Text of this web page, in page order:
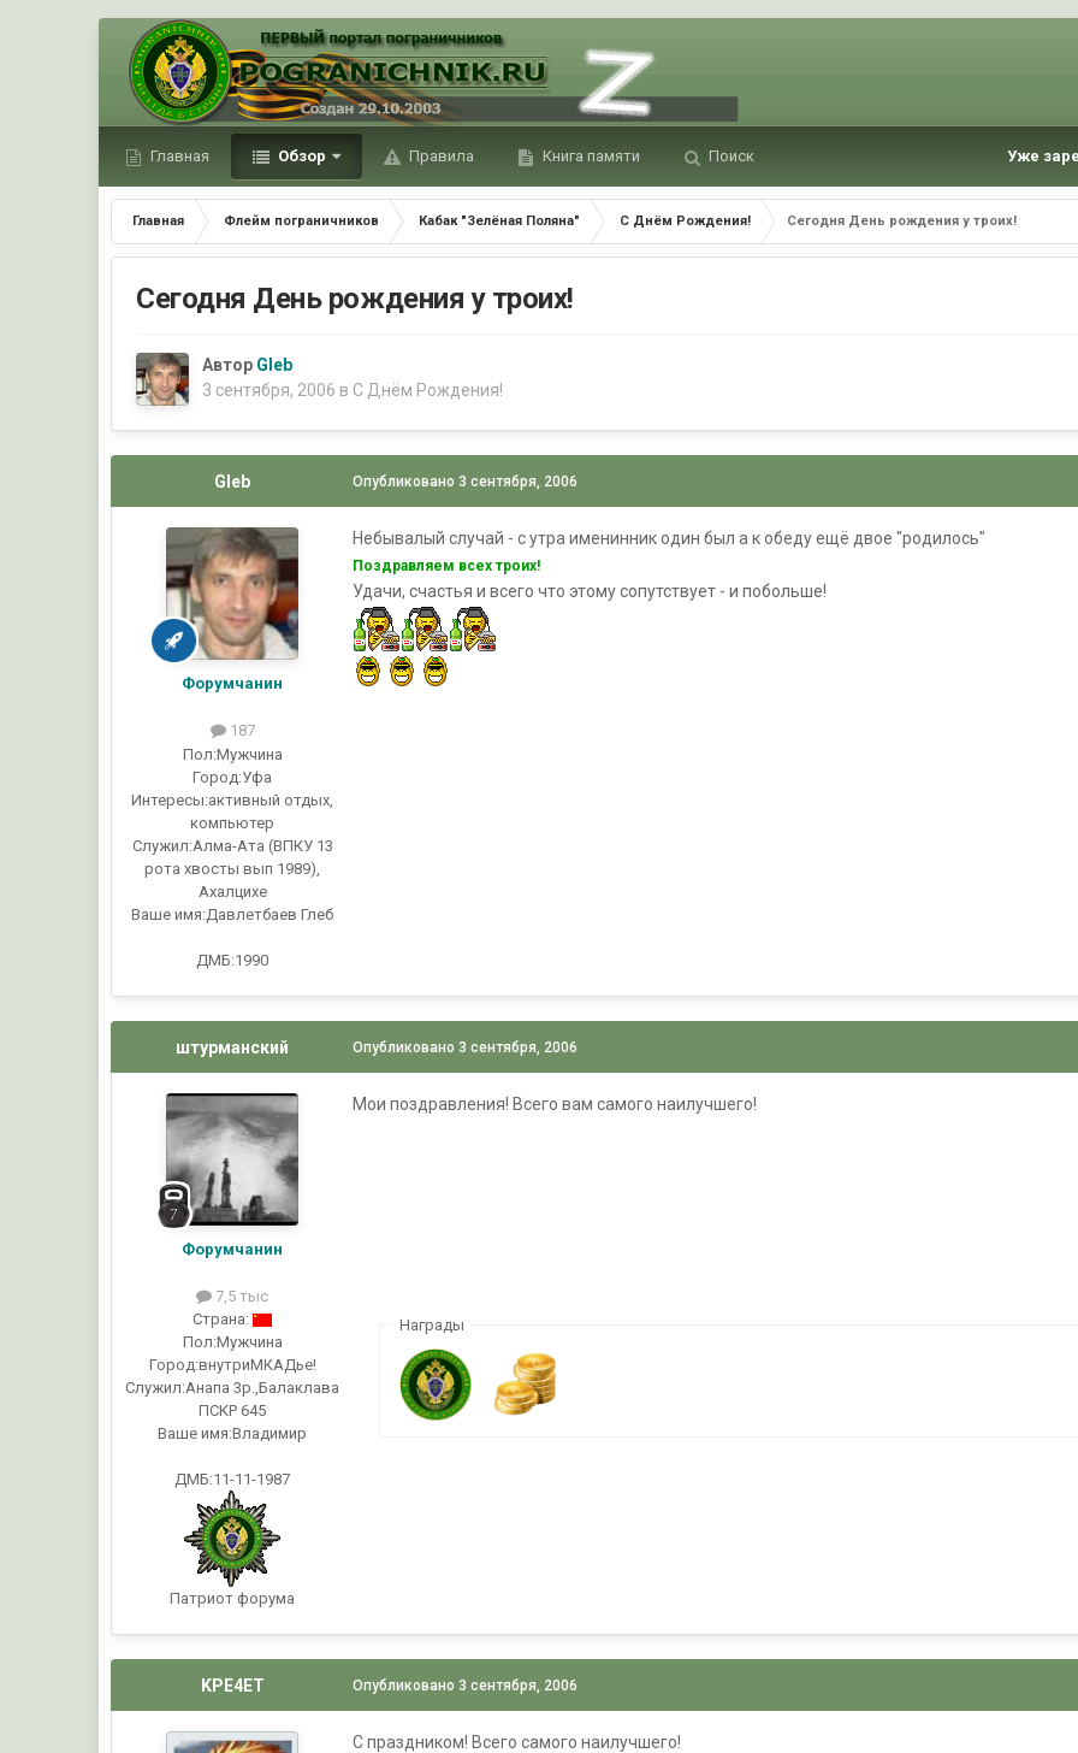
Главная Обзор Правила Книга памяти Поиск Уже
Главная Флейм пограничников Кабак "Зелёная Поляна" С Днём Рождения! Сегодня День рождения у троих!
Сегодня День рождения у троих!
Автор Gleb
3 сентября, 2006 в С Днём Рождения!
Gleb
Форумчанин
187
Пол:Мужчина
Город:Уфа
Интересы:активный отдых,
компьютер
Служил:Алма-Ата (ВПКУ 13
рота хвосты вып 1989),
Ахалцихе
Ваше имя:Давлетбаев Глеб
ДМБ:1990
Опубликовано 3 сентября, 2006
Небывалый случай - с утра именинник один был а к обеду ещё двое "родилось"
Поздравляем всех троих!
Удачи, счастья и всего что этому сопутствует - и побольше!
штурманский
Форумчанин
7,5 тыс
Страна:
Пол:Мужчина
Город:внутриМКАДье!
Служил:Анапа 3р.,Балаклава
ПСКР 645
Ваше имя:Владимир
ДМБ:11-11-1987
Патриот форума
Опубликовано 3 сентября, 2006
Мои поздравления! Всего вам самого наилучшего!
Награды
KPE4ET Опубликовано 3 сентября, 2006
С праздником! Всего самого наилучшего!